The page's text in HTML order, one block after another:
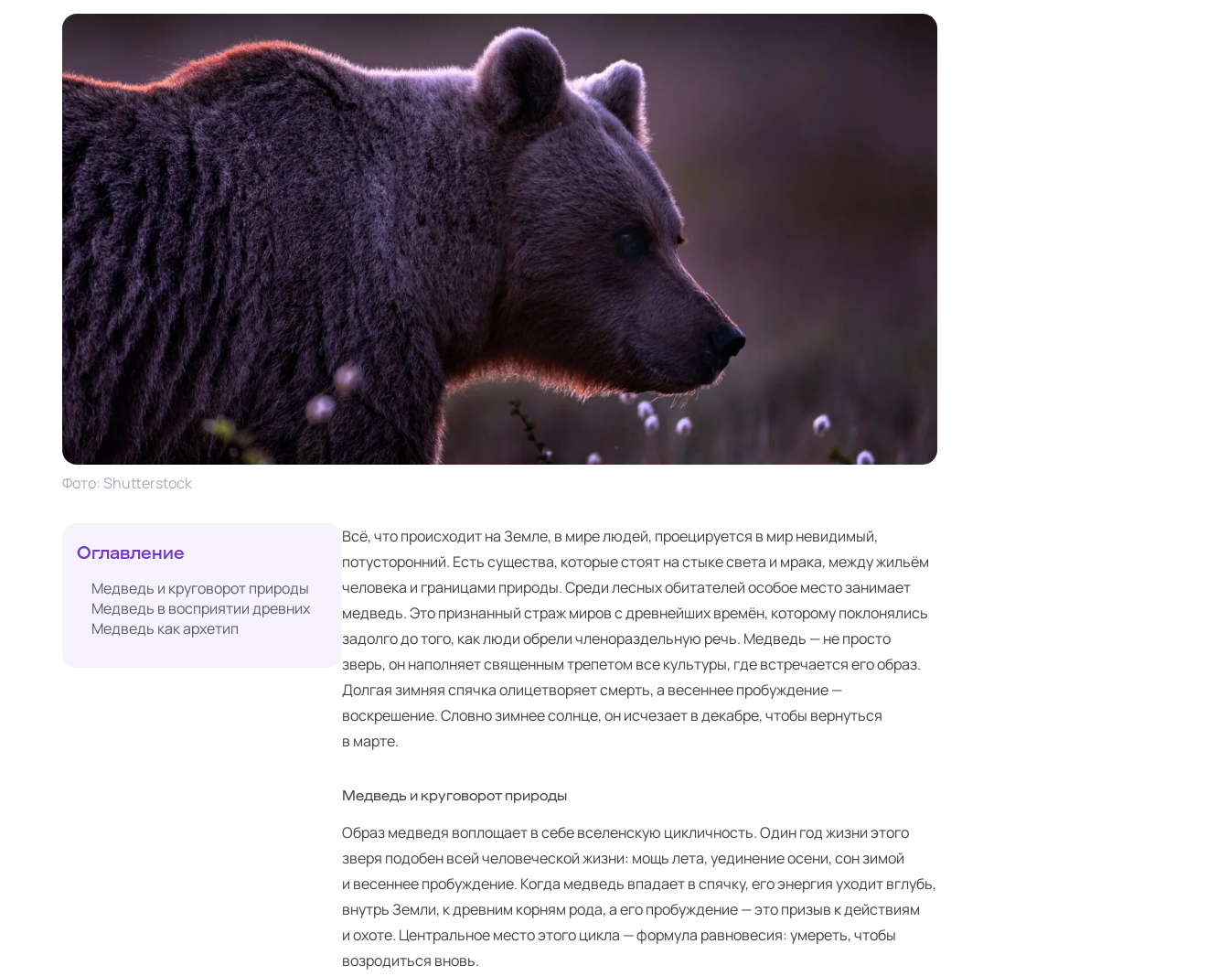
Фото: Shutterstock
Оглавление
Медведь и круговорот природы
Медведь в восприятии древних
Медведь как архетип
Всё, что происходит на Земле, в мире людей, проецируется в мир невидимый,
потусторонний. Есть существа, которые стоят на стыке света и мрака, между жильём
человека и границами природы. Среди лесных обитателей особое место занимает
медведь. Это признанный страж миров с древнейших времён, которому поклонялись
задолго до того, как люди обрели членораздельную речь. Медведь — не просто
зверь, он наполняет священным трепетом все культуры, где встречается его образ.
Долгая зимняя спячка олицетворяет смерть, а весеннее пробуждение —
воскрешение. Словно зимнее солнце, он исчезает в декабре, чтобы вернуться
в марте.
Медведь и круговорот природы
Образ медведя воплощает в себе вселенскую цикличность. Один год жизни этого
зверя подобен всей человеческой жизни: мощь лета, уединение осени, сон зимой
и весеннее пробуждение. Когда медведь впадает в спячку, его энергия уходит вглубь,
внутрь Земли, к древним корням рода, а его пробуждение — это призыв к действиям
и охоте. Центральное место этого цикла — формула равновесия: умереть, чтобы
возродиться вновь.